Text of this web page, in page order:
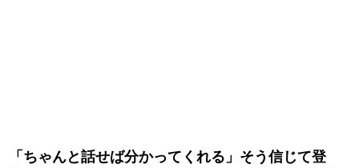
「ちゃんと話せば分かってくれる」そう信じて登